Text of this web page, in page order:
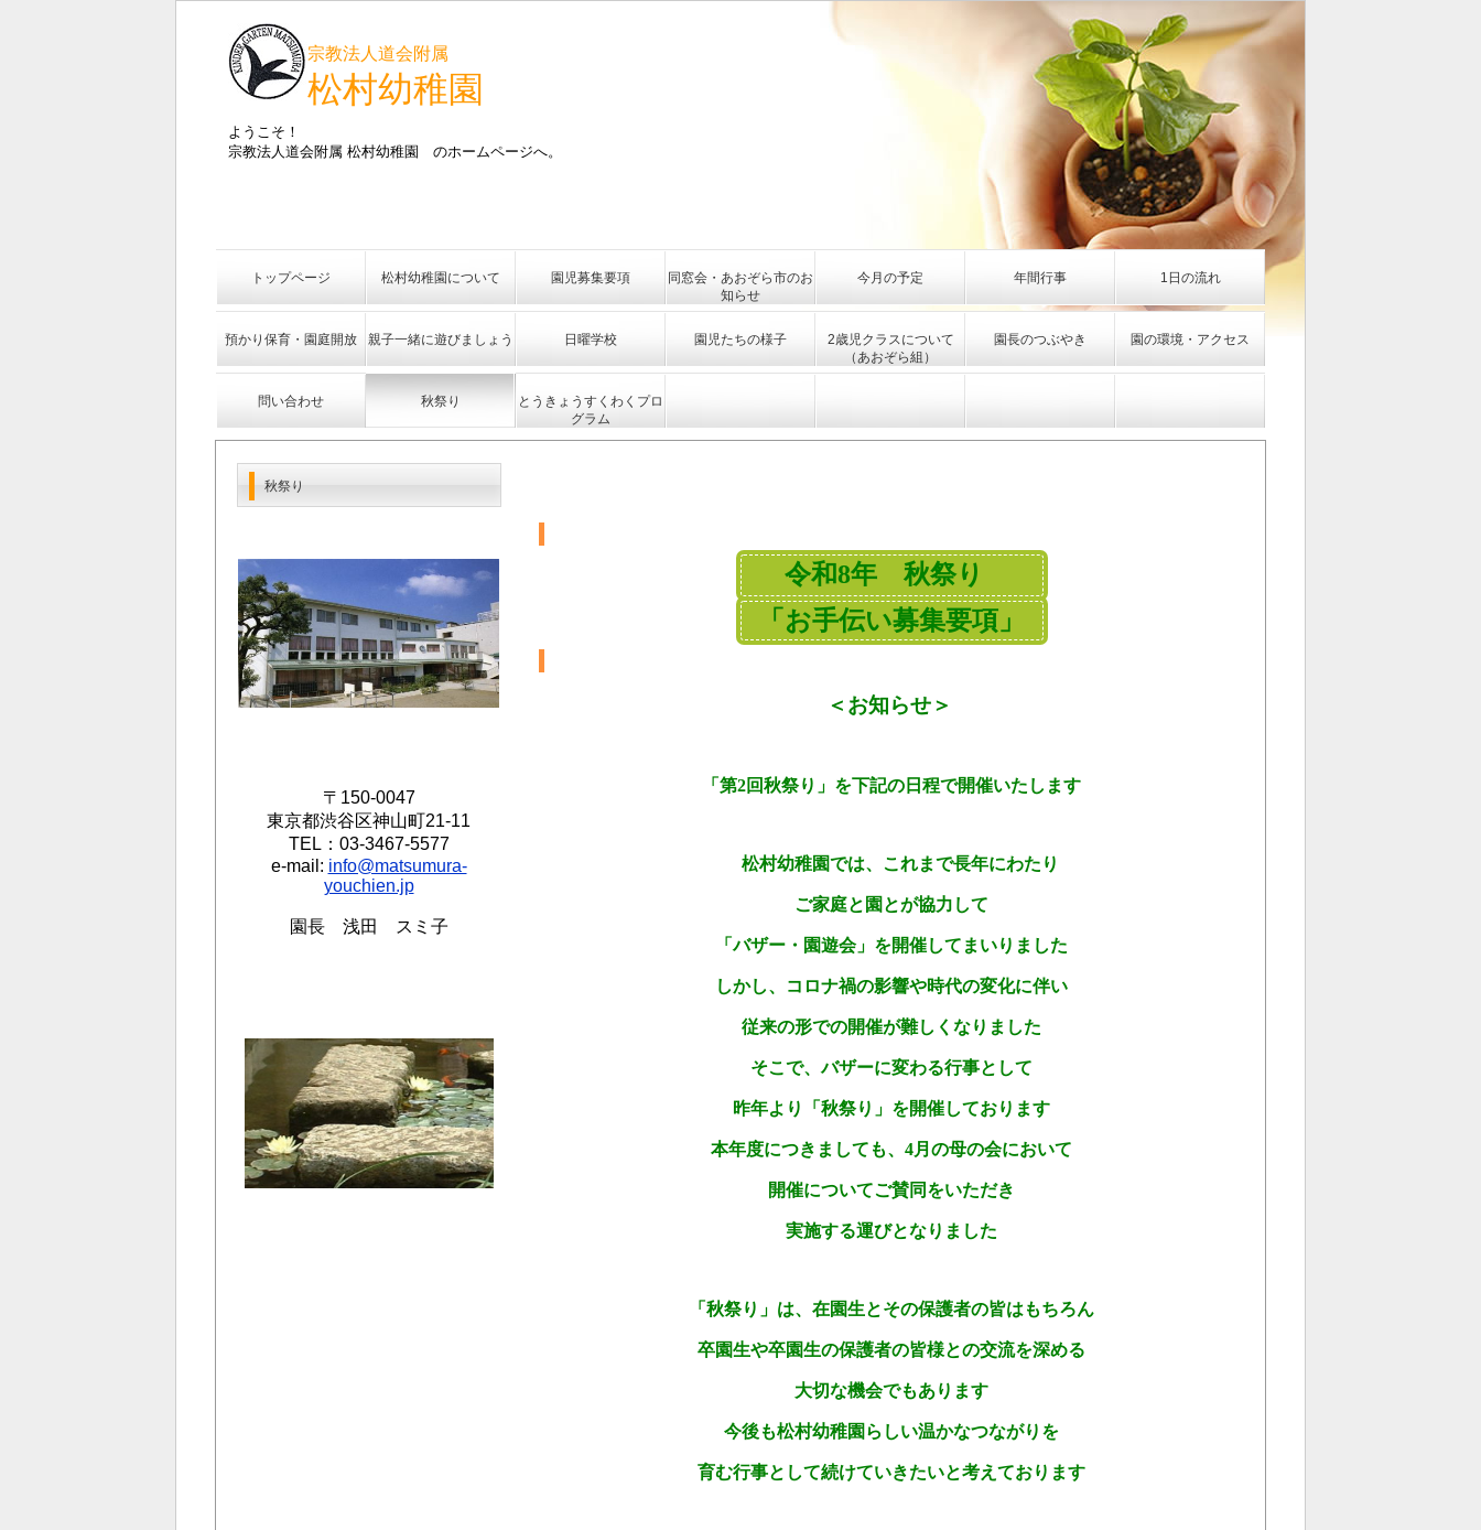
宗教法人道会附属
松村幼稚園
ようこそ！
宗教法人道会附属 松村幼稚園 のホームページへ。
トップページ 松村幼稚園について 園児募集要項
同窓会・あおぞら市のお
知らせ
今月の予定 年間行事 1日の流れ
預かり保育・園庭開放 親子一緒に遊びましょう 日曜学校 園児たちの様子
2歳児クラスについて
（あおぞら組）
園長のつぶやき 園の環境・アクセス
問い合わせ 秋祭り
とうきょうすくわくプロ
グラム
令和8年 秋祭り
「お手伝い募集要項」
＜お知らせ＞
「第2回秋祭り」を下記の日程で開催いたします
松村幼稚園では、これまで長年にわたり
ご家庭と園とが協力して
「バザー・園遊会」を開催してまいりました
しかし、コロナ禍の影響や時代の変化に伴い
従来の形での開催が難しくなりました
そこで、バザーに変わる行事として
昨年より「秋祭り」を開催しております
本年度につきましても、4月の母の会において
開催についてご賛同をいただき
実施する運びとなりました
「秋祭り」は、在園生とその保護者の皆はもちろん
卒園生や卒園生の保護者の皆様との交流を深める
大切な機会でもあります
今後も松村幼稚園らしい温かなつながりを
育む行事として続けていきたいと考えております
秋祭り
〒150-0047
東京都渋谷区神山町21-11
TEL：03-3467-5577
e-mail: info@matsumura-
youchien.jp
園長 浅田 スミ子